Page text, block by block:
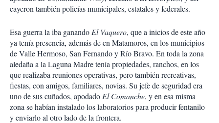
cayeron también policías municipales, estatales y federales.
Esa guerra la iba ganando El Vaquero, que a inicios de este año
ya tenía presencia, además de en Matamoros, en los municipios
de Valle Hermoso, San Fernando y Río Bravo. En toda la zona
aledaña a la Laguna Madre tenía propiedades, ranchos, en los
que realizaba reuniones operativas, pero también recreativas,
fiestas, con amigos, familiares, novias. Su jefe de seguridad era
uno de sus cuñados, apodado El Comanche, y en esa misma
zona se habían instalado los laboratorios para producir fentanilo
y enviarlo al otro lado de la frontera.